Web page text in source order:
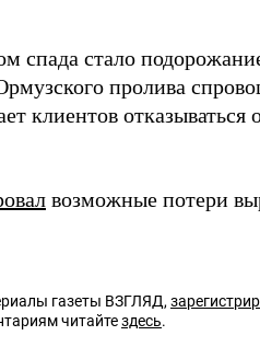
спада стало
пролива
клиентов отказываться
возможные потери
газеты ВЗГЛЯД,
читайтездесь.